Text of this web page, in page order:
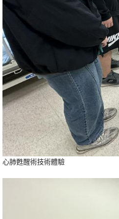
心肺甦醒術技術體驗